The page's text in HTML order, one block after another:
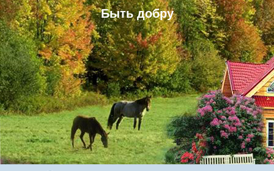
Быть добру